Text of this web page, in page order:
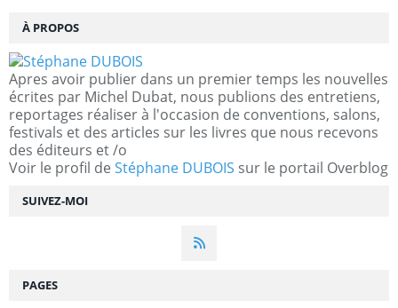
SUIVEZ-MOI
À PROPOS
Apres avoir publier dans un premier temps les nouvelles
écrites par Michel Dubat, nous publions des entretiens,
reportages réaliser à l'occasion de conventions, salons,
festivals et des articles sur les livres que nous recevons
des éditeurs et /o
Voir le profil de Stéphane DUBOIS sur le portail Overblog
PAGES